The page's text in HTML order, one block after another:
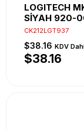
LOGITECH
SİYAH 920-
CK212LGT937
$38.16 KDV
$38.16